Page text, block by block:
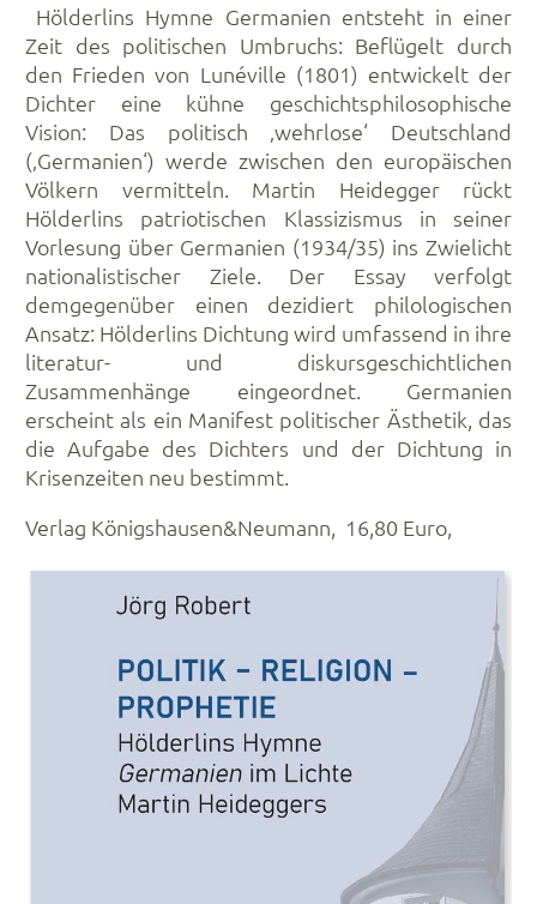
Hölderlins Hymne Germanien entsteht in einer
Zeit des politischen Umbruchs: Beflügelt durch
den Frieden von Lunéville (1801) entwickelt der
Dichter eine kühne geschichtsphilosophische
Vision: Das politisch ‚wehrlose‘ Deutschland
(‚Germanien‘) werde zwischen den europäischen
Völkern vermitteln. Martin Heidegger rückt
Hölderlins patriotischen Klassizismus in seiner
Vorlesung über Germanien (1934/35) ins Zwielicht
nationalistischer Ziele. Der Essay verfolgt
demgegenüber einen dezidiert philologischen
Ansatz: Hölderlins Dichtung wird umfassend in ihre
literatur- und diskursgeschichtlichen
Zusammenhänge eingeordnet. Germanien
erscheint als ein Manifest politischer Ästhetik, das
die Aufgabe des Dichters und der Dichtung in
Krisenzeiten neu bestimmt.
Verlag Königshausen&Neumann, 16,80 Euro,